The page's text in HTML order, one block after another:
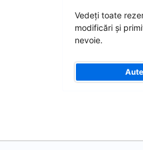
Vedeți toate
modificări și
nevoie.